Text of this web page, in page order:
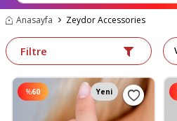
Anasayfa Zeydor Accessories
Filtre
%60 Yeni